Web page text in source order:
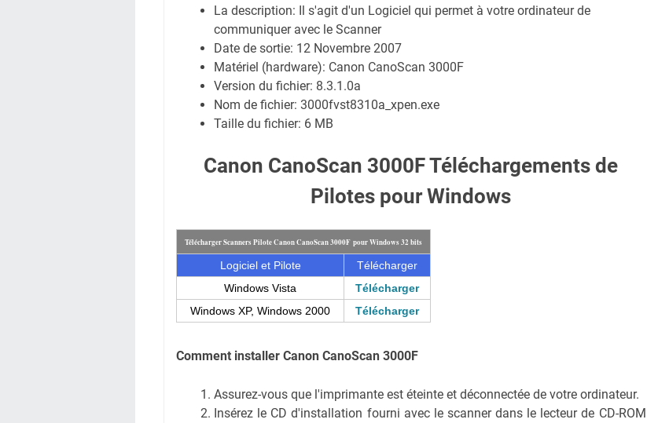
La description: Il s'agit d'un Logiciel qui permet à votre ordinateur de
communiquer avec le Scanner
Date de sortie: 12 Novembre 2007
Matériel (hardware): Canon CanoScan 3000F
Version du fichier: 8.3.1.0a
Nom de fichier: 3000fvst8310a_xpen.exe
Taille du fichier: 6 MB
Canon CanoScan 3000F Téléchargements de
Pilotes pour Windows
Télécharger Scanners Pilote Canon CanoScan 3000F pour Windows 32 bits
Logiciel et Pilote
Télécharger
Windows Vista
Télécharger
Windows XP, Windows 2000 Télécharger
Comment installer Canon CanoScan 3000F
Assurez-vous que l'imprimante est éteinte et déconnectée de votre ordinateur.
Insérez le CD d'installation fourni avec le scanner dans le lecteur de CD-ROM